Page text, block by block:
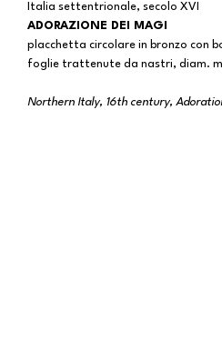
Italia settentrionale, secolo XVI
ADORAZIONE DEI MAGI
placchetta circolare in bronzo con
foglie trattenute da nastri, diam.
Northern Italy, 16th century,